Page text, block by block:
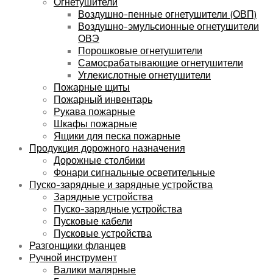
Воздушно-пенные огнетушители (ОВП)
Воздушно-эмульсионные огнетушители
ОВЭ
Порошковые огнетушители
Самосрабатывающие огнетушители
Углекислотные огнетушители
Пожарные щиты
Пожарный инвентарь
Рукава пожарные
Шкафы пожарные
Ящики для песка пожарные
Продукция дорожного назначения
Дорожные столбики
Фонари сигнальные осветительные
Пуско-зарядные и зарядные устройства
Зарядные устройства
Пуско-зарядные устройства
Пусковые кабели
Пусковые устройства
Разгонщики фланцев
Ручной инструмент
Валики малярные